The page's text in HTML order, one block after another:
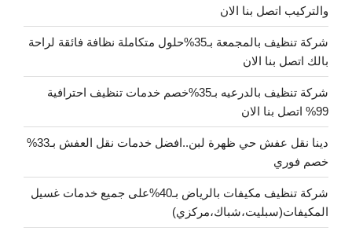
والتركيب اتصل بنا الان
شركة تنظيف بالمجمعة بـ35%حلول متكاملة نظافة فائقة لراحة
بالك اتصل بنا الان
شركة تنظيف بالدرعيه بـ35%خصم خدمات تنظيف احترافية
99% اتصل بنا الان
دينا نقل عفش حي ظهرة لبن..افضل خدمات نقل العفش بـ33%
خصم فوري
شركة تنظيف مكيفات بالرياض بـ40%على جميع خدمات غسيل
المكيفات(سبليت،شباك،مركزي)